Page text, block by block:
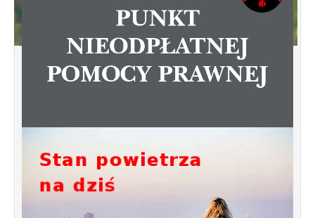
Ścieżka pieszo-rowerowa wzdłuż części
ul. Dąbrowskiego